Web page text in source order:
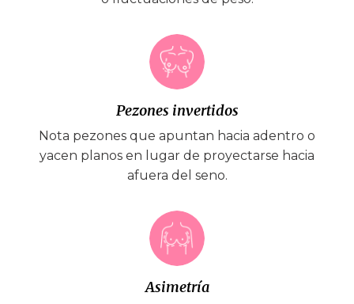
Pezones invertidos
Nota pezones que apuntan hacia adentro o
yacen planos en lugar de proyectarse hacia
afuera del seno.
Asimetría